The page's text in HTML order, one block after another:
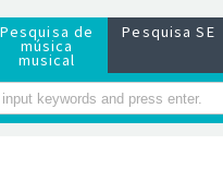
Pesquisa de
música
musical
Pesquisa SE